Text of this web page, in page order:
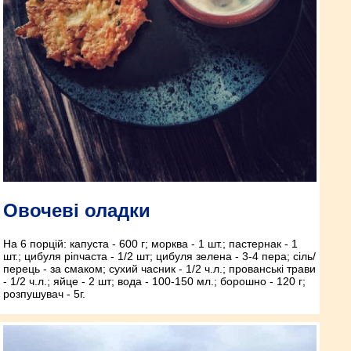
Овочеві оладки
На 6 порцій: капуста - 600 г; морква - 1 шт.; пастернак - 1
шт.; цибуля ріпчаста - 1/2 шт; цибуля зелена - 3-4 пера; сіль/
перець - за смаком; сухий часник - 1/2 ч.л.; прованські трави
- 1/2 ч.л.; яйце - 2 шт; вода - 100-150 мл.; борошно - 120 г;
розпушувач - 5г.